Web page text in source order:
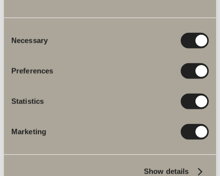
Selection
Necessary
Preferences
Statistics
Marketing
Show details